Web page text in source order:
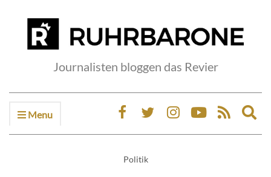
Journalisten bloggen das Revier
Menu
Politik